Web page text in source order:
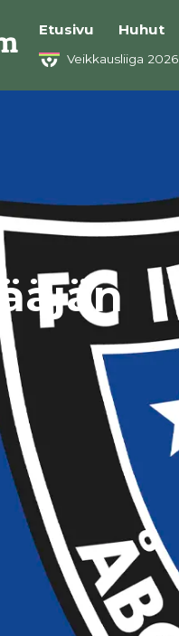
Etusivu Huhut
Veikkausliiga 2026